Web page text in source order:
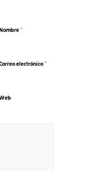
*
electrónico *